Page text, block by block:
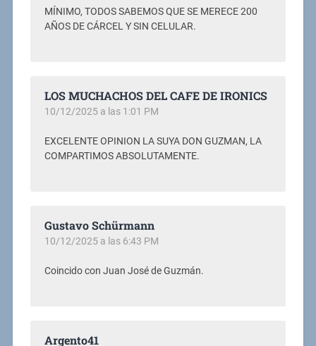
MÍNIMO, TODOS SABEMOS QUE SE MERECE 200
AÑOS DE CÁRCEL Y SIN CELULAR.
LOS MUCHACHOS DEL CAFE DE IRONICS
10/12/2025 a las 1:01 PM
EXCELENTE OPINION LA SUYA DON GUZMAN, LA
COMPARTIMOS ABSOLUTAMENTE.
Gustavo Schürmann
10/12/2025 a las 6:43 PM
Coincido con Juan José de Guzmán.
Argento41